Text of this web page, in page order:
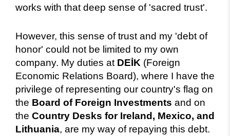
works with that deep sense of 'sacred trust'.
However, this sense of trust and my 'debt of
honor' could not be limited to my own
company. My duties at DEİK (Foreign
Economic Relations Board), where I have the
privilege of representing our country's flag on
the Board of Foreign Investments and on
the Country Desks for Ireland, Mexico, and
Lithuania, are my way of repaying this debt.